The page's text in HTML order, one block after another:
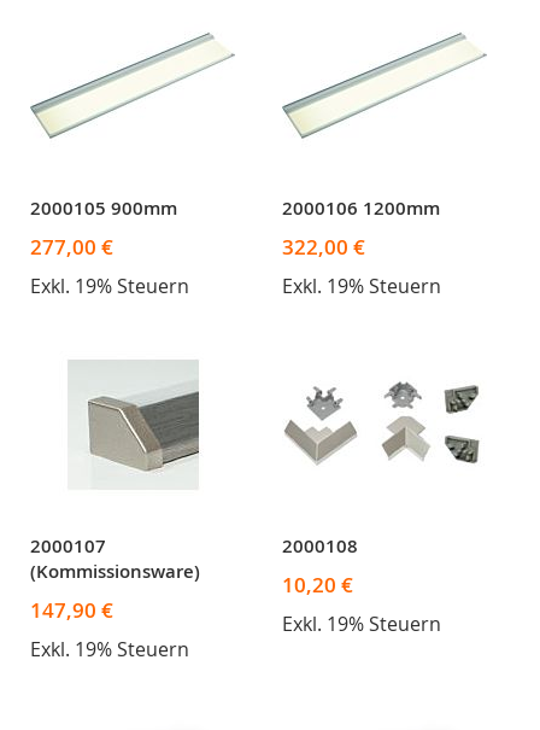
2000105 900mm
277,00 €
Exkl. 19% Steuern
2000106 1200mm
322,00 €
Exkl. 19% Steuern
2000107
(Kommissionsware)
147,90 €
Exkl. 19% Steuern
2000108
10,20 €
Exkl. 19% Steuern